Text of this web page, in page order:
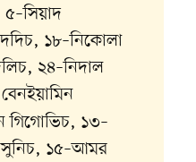
১৮–নিকোলা
২৪–নিদাল
গিগোভিচ, ১৩–
সুনিচ, ১৫–আমর